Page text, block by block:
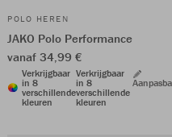
POLO HEREN
JAKO Polo Performance
vanaf 34,99 €
Verkrijgbaar
in 8
verschillende
kleuren
Verkrijgbaar
in 8
verschillende
kleuren